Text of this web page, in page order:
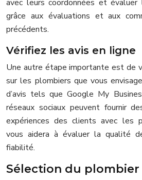
avec leurs coordonnées et évaluer
grâce aux évaluations et aux
précédents.
Vérifiez les avis en ligne
Une autre étape importante est de
sur les plombiers que vous
d’avis tels que Google My
réseaux sociaux peuvent fournir
expériences des clients avec les
vous aidera à évaluer la qualité
fiabilité.
Sélection du